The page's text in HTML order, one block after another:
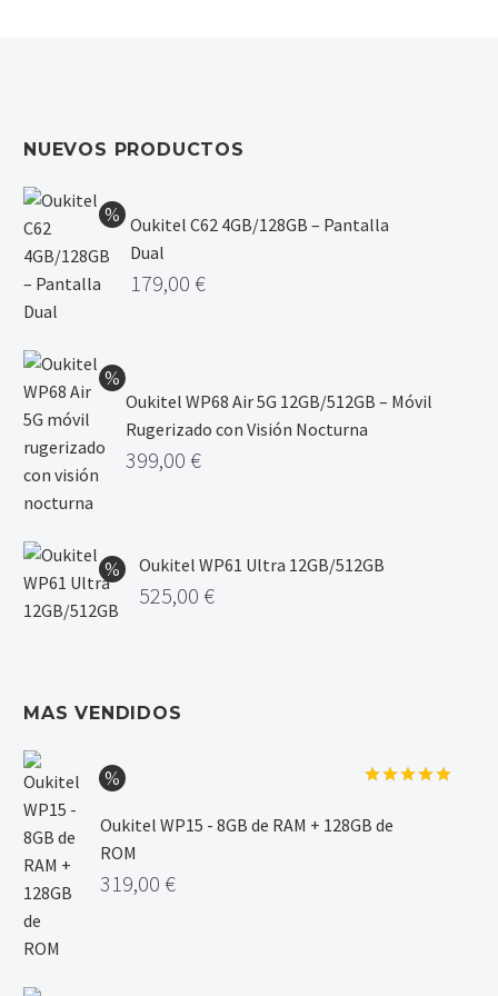
NUEVOS PRODUCTOS
Oukitel C62 4GB/128GB – Pantalla
Dual
179,00 €
Oukitel WP68 Air 5G 12GB/512GB – Móvil
Rugerizado con Visión Nocturna
399,00 €
Oukitel WP61 Ultra 12GB/512GB
525,00 €
MAS VENDIDOS
Oukitel WP15 - 8GB de RAM + 128GB de
ROM
con
de 5
319,00 €